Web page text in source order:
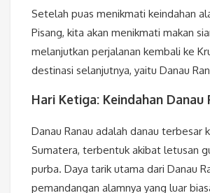
Setelah puas menikmati keindahan
Pisang, kita akan menikmati makan
melanjutkan perjalanan kembali ke
destinasi selanjutnya, yaitu Danau
Hari Ketiga: Keindahan Danau
Danau Ranau adalah danau terbesar
Sumatera, terbentuk akibat letusan
purba. Daya tarik utama dari Danau
pemandangan alamnya yang luar